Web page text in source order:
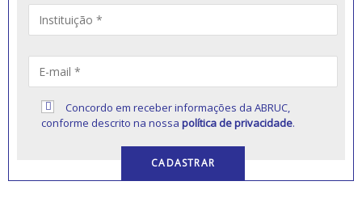
Concordo em receber informações da ABRUC,
conforme descrito na nossapolítica de privacidade.